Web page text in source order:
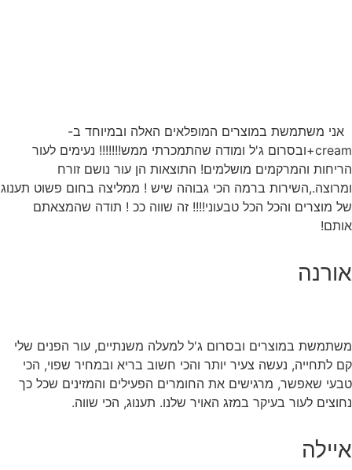
אני משתמשת במוצרים המופלאים האלה ובמיוחד ב-
cream+ובסרום ג'ל ומודה שהתמכרתי ממש!!!!!!! נעימים לעור
הריחות והמרקמים מושלמים! התוצאות הן עור נושם זורח
ומרוצה.,השירות ברמה הכי גבוהה שיש ! ממליצה בחום פשוט תענוג
של מוצרים והכל הכל טבעוני!!!! זה שווה ככ ! תודה שהמצאתם
אותם!
אורנה
משתמשת במוצרים ובסרום ג'ל למעלה משנתיים, עור הפנים שלי
קם לתחייה, נעשה צעיר יותר והכי חשוב בריא ובמחיר שפוי, הכי
טבעי שאפשר, מרגישים את החומרים הפעילים והמזינים שכל כך
נחוצים לעור בעיקר במזג האויר שלנו. תענוג, הכי שווה.
איילה